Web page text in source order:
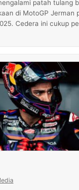
patah tulang
di MotoGP Jerman
Cedera ini cukup